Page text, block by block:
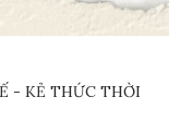
- KẺ THỨC THỜI